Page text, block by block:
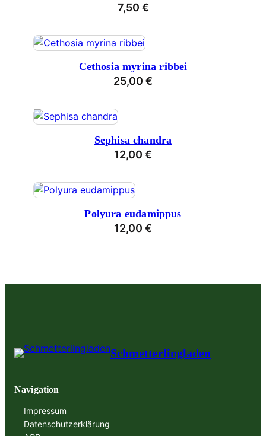
7,50 €
Cethosia myrina ribbei
25,00 €
Sephisa chandra
12,00 €
Polyura eudamippus
12,00 €
Schmetterlingladen
Navigation
Impressum
Datenschutzerklärung